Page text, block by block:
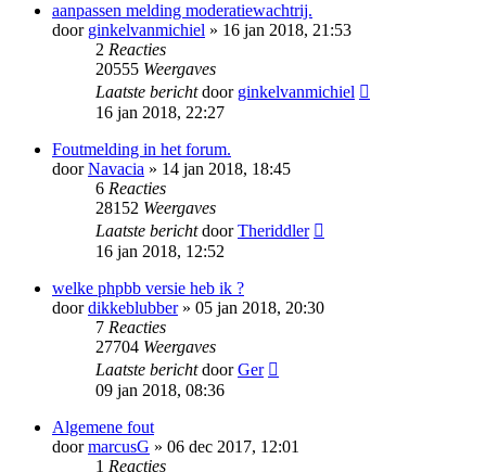
aanpassen melding moderatiewachtrij.
door ginkelvanmichiel » 16 jan 2018, 21:53
2 Reacties
20555 Weergaves
Laatste berichtdoor ginkelvanmichiel
16 jan 2018, 22:27
Foutmelding in het forum.
doorNavacia » 14 jan 2018, 18:45
6 Reacties
28152 Weergaves
Laatste berichtdoorTheriddler
16 jan 2018, 12:52
welke phpbb versie heb ik ?
doordikkeblubber» 05 jan 2018, 20:30
7 Reacties
27704 Weergaves
Laatste berichtdoorGer
09 jan 2018, 08:36
Algemene fout
doormarcusG » 06 dec 2017, 12:01
1 Reacties